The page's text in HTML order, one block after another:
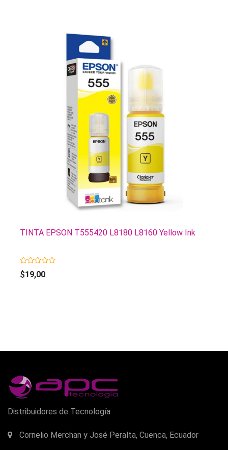
TINTA EPSON T555420 L8180 L8160 Yellow Ink
0
out
$19,00
Distribuidores de Tecnología
Cornelio Merchan y José Peralta, Cuenca, Ecuador